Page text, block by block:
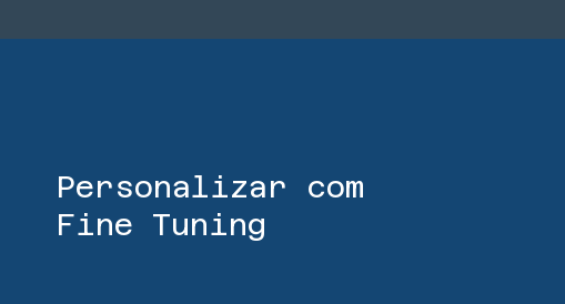
Personalizar com
Fine Tuning